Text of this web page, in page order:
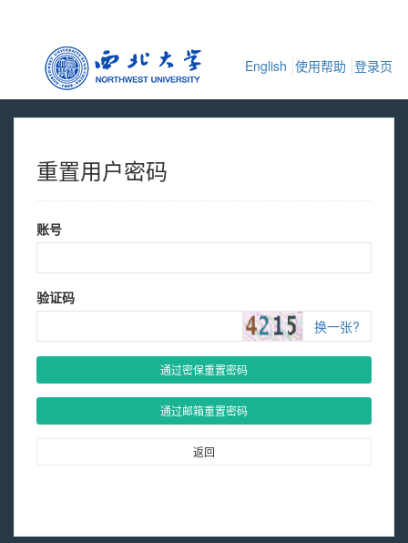
English 使用帮助 登录页
重置用户密码
账号
验证码
换一张?
通过密保重置密码
通过邮箱重置密码
返回